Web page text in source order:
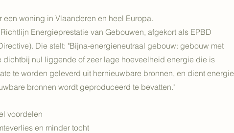
woning in Vlaanderen en heel Europa.
Energieprestatie van Gebouwen, afgekort als EPBD
Die stelt: "Bijna-energieneutraal gebouw: gebouw met
dichtbij nul liggende of zeer lage hoeveelheid energie die is
te worden geleverd uit hernieuwbare bronnen, en dient energie
bronnen wordt geproduceerd te bevatten."
voordelen
en minder tocht